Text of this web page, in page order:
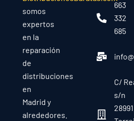
somos
expertos
en la
reparación
de
distribuciones
en
Madrid y
alrededores.
663
332
685
C/
s/n
28991